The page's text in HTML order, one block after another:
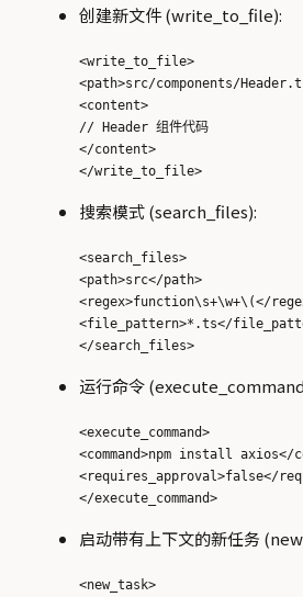
创建新文件 (write_to_file):
<write_to_file>
<path>src/components/
<content>
// Header 组件代码
</content>
搜索模式 (search_files):
<search_files>
<path>src</path>
<regex>function\s+\w+\(</
<file_pattern>*.ts</
运行命令
<execute_command>
<command>npm install axios</
<requires_approval>false</
启动带有上下文的新任务
<new_task>